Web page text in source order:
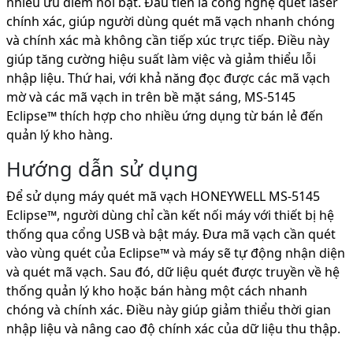
chính xác, giúp người dùng quét mã vạch nhanh chóng
và chính xác mà không cần tiếp xúc trực tiếp. Điều này
giúp tăng cường hiệu suất làm việc và giảm thiểu lỗi
nhập liệu. Thứ hai, với khả năng đọc được các mã vạch
mờ và các mã vạch in trên bề mặt sáng, MS-5145
Eclipse™ thích hợp cho nhiều ứng dụng từ bán lẻ đến
quản lý kho hàng.
Hướng dẫn sử dụng
Để sử dụng máy quét mã vạch HONEYWELL MS-5145
Eclipse™, người dùng chỉ cần kết nối máy với thiết bị hệ
thống qua cổng USB và bật máy. Đưa mã vạch cần quét
vào vùng quét của Eclipse™ và máy sẽ tự động nhận diện
và quét mã vạch. Sau đó, dữ liệu quét được truyền về hệ
thống quản lý kho hoặc bán hàng một cách nhanh
chóng và chính xác. Điều này giúp giảm thiểu thời gian
nhập liệu và nâng cao độ chính xác của dữ liệu thu thập.